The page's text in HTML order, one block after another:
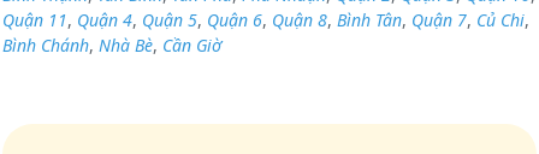
Quận 11, Quận 4, Quận 5, Quận 6, Quận 8, Bình Tân, Quận 7, Củ Chi,
Bình Chánh, Nhà Bè, Cần Giờ